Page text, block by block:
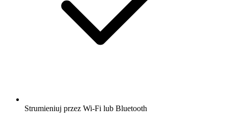
Strumieniuj przez Wi-Fi lub Bluetooth